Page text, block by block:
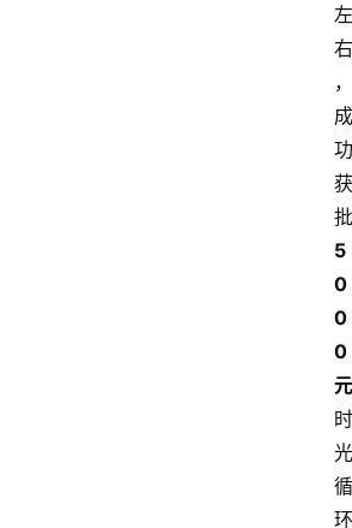
左
右
，
成
功
获
批
5
0
0
0
元
时
光
循
环